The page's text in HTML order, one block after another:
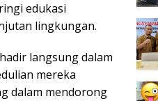
edukasi
lingkungan.
langsung dalam
mereka
dalam mendorong